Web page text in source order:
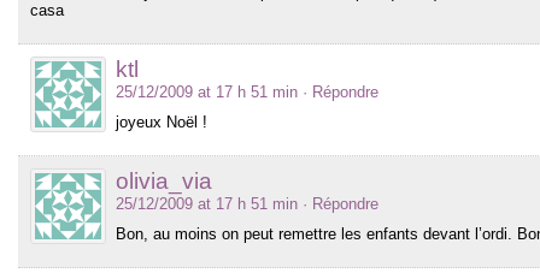
casa
ktl
25/12/2009 at 17 h 51 min · Répondre
joyeux Noël !
olivia_via
25/12/2009 at 17 h 51 min · Répondre
Bon, au moins on peut remettre les enfants devant l’ordi.